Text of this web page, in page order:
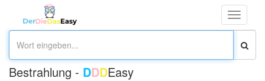
Toggle
Bestrahlung - DDDEasy